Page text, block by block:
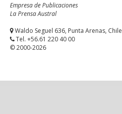
Empresa de Publicaciones
La Prensa Austral
Waldo Seguel 636, Punta Arenas, Chile
Tel. +56.61 220 40 00
© 2000-2026